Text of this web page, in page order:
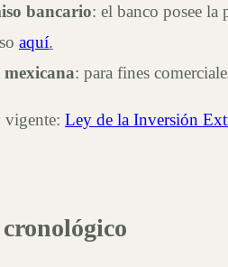
bancario: el banco posee la
aquí.
: para fines
vigente: Ley de la Inversión